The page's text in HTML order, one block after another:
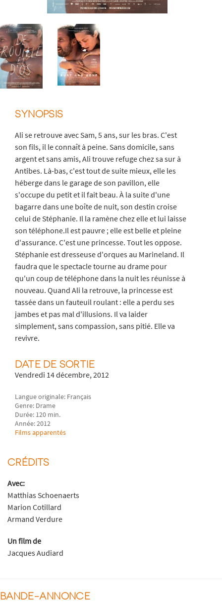
SYNOPSIS
Ali se retrouve avec Sam, 5 ans, sur les bras. C'est
son fils, il le connaît à peine. Sans domicile, sans
argent et sans amis, Ali trouve refuge chez sa sur à
Antibes. Là-bas, c'est tout de suite mieux, elle les
héberge dans le garage de son pavillon, elle
s'occupe du petit et il fait beau. À la suite d'une
bagarre dans une boîte de nuit, son destin croise
celui de Stéphanie. Il la ramène chez elle et lui laisse
son téléphone.Il est pauvre ; elle est belle et pleine
d'assurance. C'est une princesse. Tout les oppose.
Stéphanie est dresseuse d'orques au Marineland. Il
faudra que le spectacle tourne au drame pour
qu'un coup de téléphone dans la nuit les réunisse à
nouveau. Quand Ali la retrouve, la princesse est
tassée dans un fauteuil roulant : elle a perdu ses
jambes et pas mal d'illusions. Il va laider
simplement, sans compassion, sans pitié. Elle va
revivre.
DATE DE SORTIE
Vendredi 14 décembre, 2012
Langue originale: Français
Genre: Drame
Durée: 120 min.
Année: 2012
Films apparentés
CRÉDITS
Avec:
Matthias Schoenaerts
Marion Cotillard
Armand Verdure
Un film de
Jacques Audiard
BANDE-ANNONCE